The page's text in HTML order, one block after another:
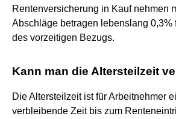
Rentenversicherung in Kauf nehmen
Abschläge betragen lebenslang 0,3%
des vorzeitigen Bezugs.
Kann man die Altersteilzeit
Die Altersteilzeit ist für Arbeitnehmer
verbleibende Zeit bis zum